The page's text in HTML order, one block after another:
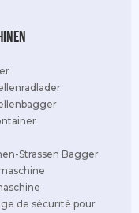
Strassen Bagger
de sécurité pour